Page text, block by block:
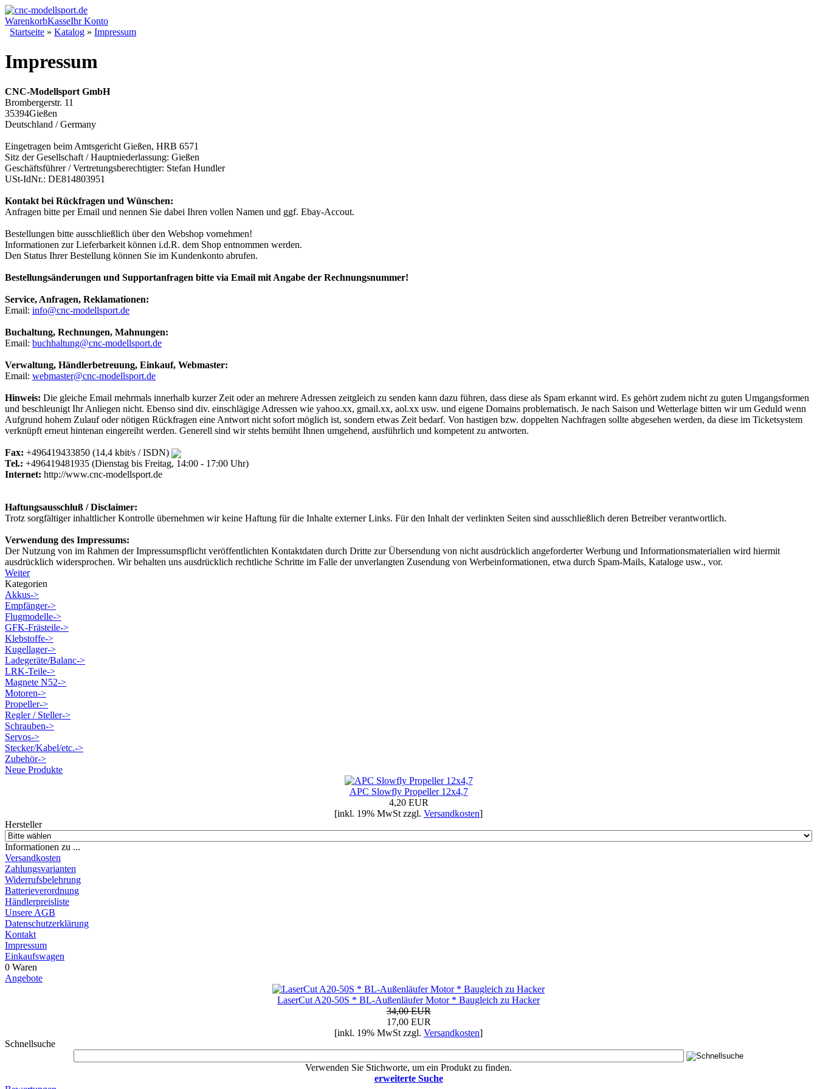
WarenkorbKasseIhr Konto
Startseite » Katalog » Impressum
Impressum
CNC-Modellsport GmbH
Brombergerstr. 11
35394Gießen
Deutschland / Germany
Eingetragen beim Amtsgericht Gießen, HRB 6571
Sitz der Gesellschaft / Hauptniederlassung: Gießen
Geschäftsführer / Vertretungsberechtigter: Stefan Hundler
USt-IdNr.: DE814803951
Kontakt bei Rückfragen und Wünschen:
Anfragen bitte per Email und nennen Sie dabei Ihren vollen Namen und ggf. Ebay-Accout.
Bestellungen bitte ausschließlich über den Webshop vornehmen!
Informationen zur Lieferbarkeit können i.d.R. dem Shop entnommen werden.
Den Status Ihrer Bestellung können Sie im Kundenkonto abrufen.
Bestellungsänderungen und Supportanfragen bitte via Email mit Angabe der Rechnungsnummer!
Service, Anfragen, Reklamationen:
Email: info@cnc-modellsport.de
Buchaltung, Rechnungen, Mahnungen:
Email: buchhaltung@cnc-modellsport.de
Verwaltung, Händlerbetreuung, Einkauf, Webmaster:
Email: webmaster@cnc-modellsport.de
Hinweis: Die gleiche Email mehrmals innerhalb kurzer Zeit oder an mehrere Adressen zeitgleich zu senden kann dazu führen, dass diese als Spam erkannt wird. Es gehört zudem nicht zu guten Umgangsformen
und beschleunigt Ihr Anliegen nicht. Ebenso sind div. einschlägige Adressen wie yahoo.xx, gmail.xx, aol.xx usw. und eigene Domains problematisch. Je nach Saison und Wetterlage bitten wir um Geduld wenn
Aufgrund hohem Zulauf oder nötigen Rückfragen eine Antwort nicht sofort möglich ist, sondern etwas Zeit bedarf. Von hastigen bzw. doppelten Nachfragen sollte abgesehen werden, da diese im Ticketsystem
verknüpft erneut hintenan eingereiht werden. Generell sind wir stehts bemüht Ihnen umgehend, ausführlich und kompetent zu antworten.
Fax: +496419433850 (14,4 kbit/s / ISDN)
Tel.: +496419481935 (Dienstag bis Freitag, 14:00 - 17:00 Uhr)
Internet: http://www.cnc-modellsport.de
Haftungsausschluß / Disclaimer:
Trotz sorgfältiger inhaltlicher Kontrolle übernehmen wir keine Haftung für die Inhalte externer Links. Für den Inhalt der verlinkten Seiten sind ausschließlich deren Betreiber verantwortlich.
Verwendung des Impressums:
Der Nutzung von im Rahmen der Impressumspflicht veröffentlichten Kontaktdaten durch Dritte zur Übersendung von nicht ausdrücklich angeforderter Werbung und Informationsmaterialien wird hiermit
ausdrücklich widersprochen. Wir behalten uns ausdrücklich rechtliche Schritte im Falle der unverlangten Zusendung von Werbeinformationen, etwa durch Spam-Mails, Kataloge usw., vor.
Weiter
Kategorien
Akkus->
Empfänger->
Flugmodelle->
GFK-Frästeile->
Klebstoffe->
Kugellager->
Ladegeräte/Balanc->
LRK-Teile->
Magnete N52->
Motoren->
Propeller->
Regler / Steller->
Schrauben->
Servos->
Stecker/Kabel/etc.->
Zubehör->
Neue Produkte
APC Slowfly Propeller 12x4,7
4,20 EUR
[inkl. 19% MwSt zzgl. Versandkosten]
Hersteller
Informationen zu ...
Versandkosten
Zahlungsvarianten
Widerrufsbelehrung
Batterieverordnung
Händlerpreisliste
Unsere AGB
Datenschutzerklärung
Kontakt
Impressum
Einkaufswagen
0 Waren
Angebote
LaserCut A20-50S * BL-Außenläufer Motor * Baugleich zu Hacker
34,00 EUR
17,00 EUR
[inkl. 19% MwSt zzgl. Versandkosten]
Schnellsuche
Verwenden Sie Stichworte, um ein Produkt zu finden.
erweiterte Suche